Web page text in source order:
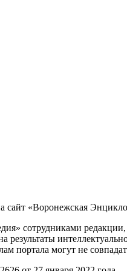
«Воронежская
сотрудниками
результаты
портала могут не